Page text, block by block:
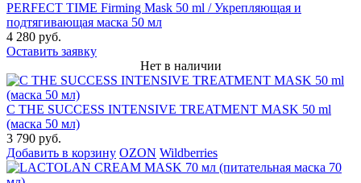
PERFECT TIME Firming Mask 50 ml / Укрепляющая и
подтягивающая маска 50 мл
4 280 руб.
Оставить заявку
Нет в наличии
C THE SUCCESS INTENSIVE TREATMENT MASK 50 ml
(маска 50 мл)
3 790 руб.
Добавить в корзину OZON Wildberries